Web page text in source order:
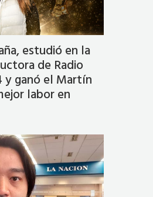
estudió en la
de Radio
y ganó el Martín
labor en